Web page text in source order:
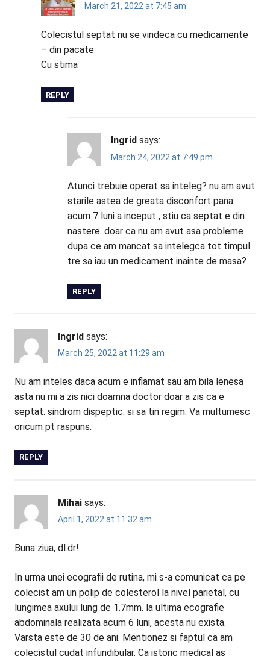
March 21, 2022 at 7:45 am
Colecistul septat nu se vindeca cu medicamente
– din pacate
Cu stima
REPLY
Ingrid says:
March 24, 2022 at 7:49 pm
Atunci trebuie operat sa inteleg? nu am avut
starile astea de greata disconfort pana
acum 7 luni a inceput , stiu ca septat e din
nastere. doar ca nu am avut asa probleme
dupa ce am mancat sa intelegca tot timpul
tre sa iau un medicament inainte de masa?
REPLY
Ingrid says:
March 25, 2022 at 11:29 am
Nu am inteles daca acum e inflamat sau am bila lenesa
asta nu mi a zis nici doamna doctor doar a zis ca e
septat. sindrom dispeptic. si sa tin regim. Va multumesc
oricum pt raspuns.
REPLY
Mihai says:
April 1, 2022 at 11:32 am
Buna ziua, dl.dr!
In urma unei ecografii de rutina, mi s-a comunicat ca pe
colecist am un polip de colesterol la nivel parietal, cu
lungimea axului lung de 1.7mm. la ultima ecografie
abdominala realizata acum 6 luni, acesta nu exista.
Varsta este de 30 de ani. Mentionez si faptul ca am
colecistul cudat infundibular. Ca istoric medical as